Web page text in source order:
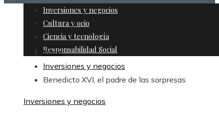
Inversiones y negocios
Cultura y ocio
Ciencia y tecnología
Responsabilidad Social
Inicio
Inversiones y negocios
Benedicto XVI, el padre de las sorpresas
Inversiones y negocios